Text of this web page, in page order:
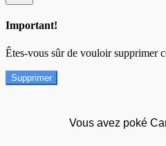
Important!
Êtes-vous sûr de vouloir supprimer
Supprimer
Vous avez poké